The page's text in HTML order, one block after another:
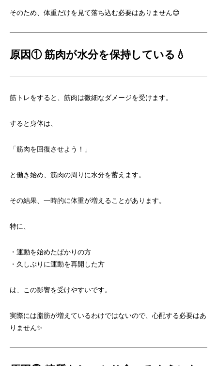
そのため、体重だけを見て落ち込む必要はありません😊
原因① 筋肉が水分を保持している 💧
筋トレをすると、筋肉は微細なダメージを受けます。
すると身体は、
「筋肉を回復させよう！」
と働き始め、筋肉の周りに水分を蓄えます。
その結果、一時的に体重が増えることがあります。
特に、
・運動を始めたばかりの方
・久しぶりに運動を再開した方
は、この影響を受けやすいです。
実際には脂肪が増えているわけではないので、心配する必要はあ
りません✨